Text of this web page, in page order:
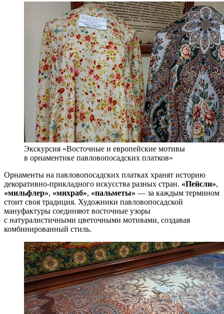
Экскурсия «Восточные и европейские мотивы
в орнаментике павловопосадских платков»
Орнаменты на павловопосадских платках хранят историю
декоративно-прикладного искусства разных стран. «Пейсли»,
«мильфлер», «михраб», «пальметы» — за каждым термином
стоит своя традиция. Художники павловопосадской
мануфактуры соединяют восточные узоры
с натуралистичными цветочными мотивами, создавая
комбинированный стиль.